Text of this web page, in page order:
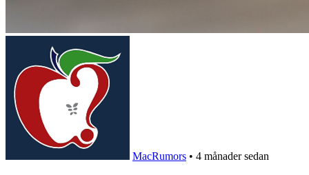
MacRumors • 4 månader sedan